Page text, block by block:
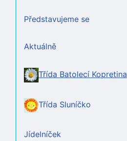
Představujeme se
Aktuálně
Třída Batolecí Kopretina
Třída Sluníčko
Jídelníček